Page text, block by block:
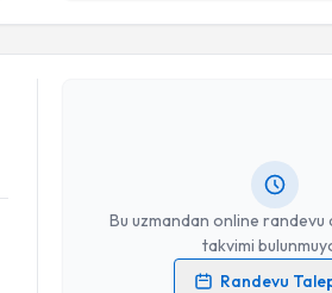
Takvim Talebini
Bu uzmandan online randevu
takvimi
Randevu